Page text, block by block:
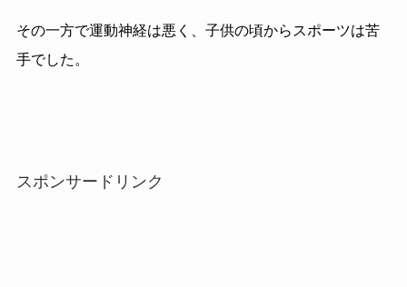
その一方で運動神経は悪く、子供の頃からスポーツは苦
手でした。
スポンサードリンク